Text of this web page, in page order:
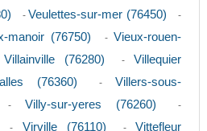
- Veulettes-sur-mer (76450) -
manoir (76750) - Vieux-rouen-
Villainville (76280) - Villequier
(76360) - Villers-sous-
- Villy-sur-yeres (76260) -
- Virville (76110) - Vittefleur